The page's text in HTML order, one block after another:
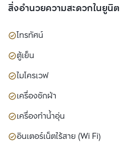
สิ่งอำนวยความสะดวกในยูนิต
โทรทัศน์
ตู้เย็น
ไมโครเวฟ
เครื่องซักผ้า
เครื่องทำน้ำอุ่น
อินเตอร์เน็ตไร้สาย (Wi Fi)